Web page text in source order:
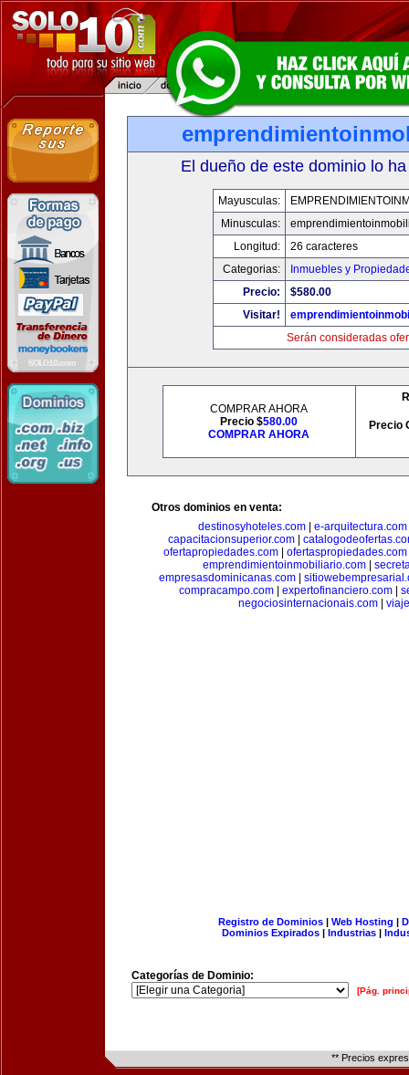
El dueño de este dominio lo
Mayusculas:
Minusculas:
Longitud:
26 caracteres
Categorias:
Inmuebles y
Precio:
$580.00
Visitar!
Serán consideradas
COMPRAR AHORA
Precio $580.00
COMPRAR AHORA
Precio
Otros dominios en venta:
destinosyhoteles.com
e-arquitectura.com
capacitacionsuperior.com
ofertapropiedades.com
ofertaspropiedades.com
emprendimientoinmobiliario.com|
empresasdominicanas.com|
compracampo.com| expertofinanciero.com|
negociosinternacionais.com|
Registro de Dominios| Web Hosting |
Dominios Expirados | Industrias |
Categorías de Dominio:
[Pág.
** Precios